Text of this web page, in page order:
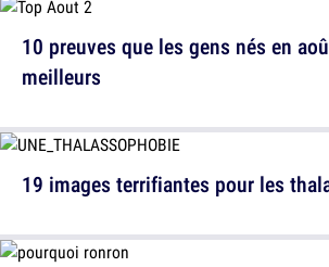
10 preuves que les gens nés en
meilleurs
19 images terrifiantes pour les